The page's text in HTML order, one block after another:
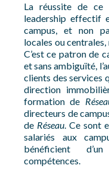
La réussite de ce
leadership effectif
campus, et non
locales ou
C’est ce patron de
et sans ambiguïté,
clients des services
direction
formation de
directeurs de
de Réseau. Ce sont
salariés aux
bénéficient
compétences.